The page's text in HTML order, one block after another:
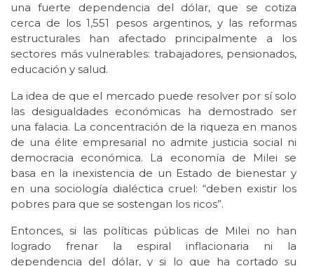
una fuerte dependencia del dólar, que se cotiza
cerca de los 1,551 pesos argentinos, y las reformas
estructurales han afectado principalmente a los
sectores más vulnerables: trabajadores, pensionados,
educación y salud.
La idea de que el mercado puede resolver por sí solo
las desigualdades económicas ha demostrado ser
una falacia. La concentración de la riqueza en manos
de una élite empresarial no admite justicia social ni
democracia económica. La economía de Milei se
basa en la inexistencia de un Estado de bienestar y
en una sociología dialéctica cruel: “deben existir los
pobres para que se sostengan los ricos”.
Entonces, si las políticas públicas de Milei no han
logrado frenar la espiral inflacionaria ni la
dependencia del dólar, y si lo que ha cortado su